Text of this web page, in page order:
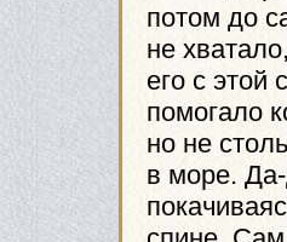
потом до
не
его с этой
помогало
но не
в море.